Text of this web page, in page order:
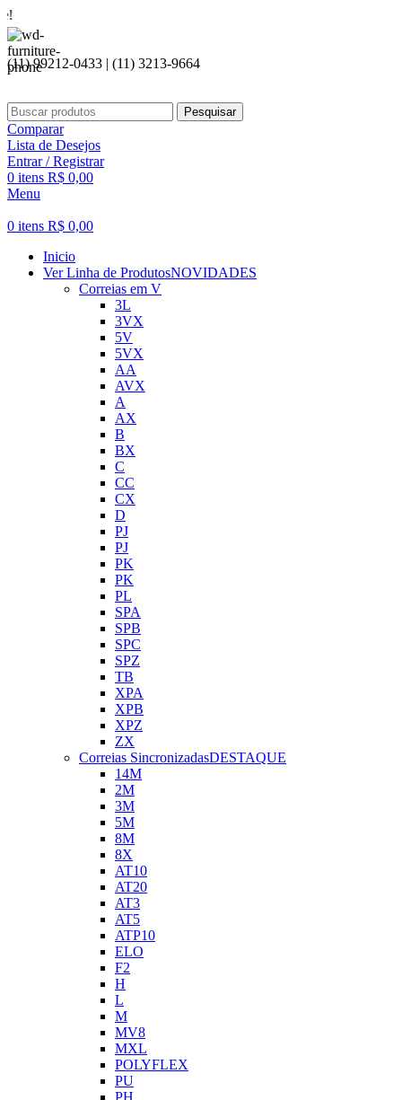
(11) 99212-0433 | (11) 3213-9664
Pesquisar
Comparar
Lista de Desejos
Entrar / Registrar
0 itens R$ 0,00
Menu
0 itens R$ 0,00
Inicio
Ver Linha de ProdutosNOVIDADES
Correias em V
3L
3VX
5V
5VX
AA
AVX
A
AX
B
BX
C
CC
CX
D
PJ
PJ
PK
PK
PL
SPA
SPB
SPC
SPZ
TB
XPA
XPB
XPZ
ZX
Correias SincronizadasDESTAQUE
14M
2M
3M
5M
8M
8X
AT10
AT20
AT3
AT5
ATP10
ELO
F2
H
L
M
MV8
MXL
POLYFLEX
PU
PH